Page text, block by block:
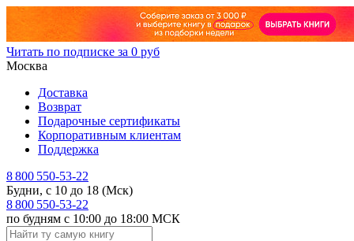
Читать по подписке за 0 руб
Москва
Доставка
Возврат
Подарочные сертификаты
Корпоративным клиентам
Поддержка
8 800 550-53-22
Будни, с 10 до 18 (Мск)
8 800 550-53-22
по будням с 10:00 до 18:00 МСК